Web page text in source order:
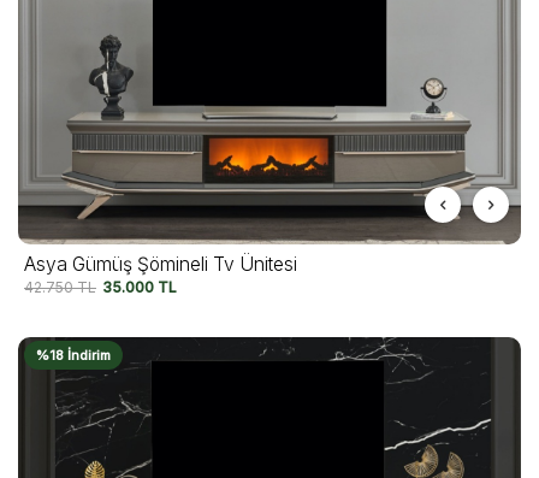
Asya Gümüş Şömineli Tv Ünitesi
42.750TL 35.000 TL
%18 İndirim